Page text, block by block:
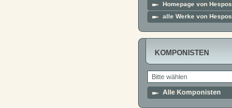
Homepage von Hespos
alle Werke von Hespos
KOMPONISTEN
Alle Komponisten